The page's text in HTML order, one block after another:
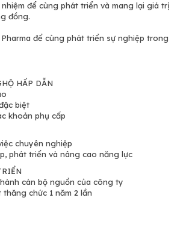
để cùng phát triển và mang lại giá trị
đồng.
để cùng phát triển sự nghiệp trong
HẤP DẪN
biệt
khoản phụ cấp
chuyên nghiệp
phát triển và nâng cao năng lực
cán bộ nguồn của công ty
chức 1 năm 2 lần